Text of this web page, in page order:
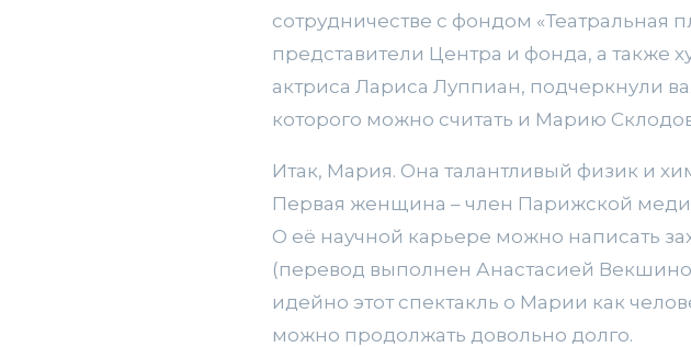
сотрудничестве с фондом «Театральная
представители Центра и фонда, а также
актриса Лариса Луппиан, подчеркнули
которого можно считать и Марию
Итак, Мария. Она талантливый физик и
Первая женщина – член Парижской
О её научной карьере можно написать
(перевод выполнен Анастасией
идейно этот спектакль о Марии как
можно продолжать довольно долго.